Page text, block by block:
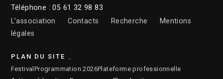
Téléphone : 05 61 32 98 83
L’association
Contacts Recherche
Mentions
légales
PLAN DU SITE
FestivalProgrammation 2026Plateforme professionnelle